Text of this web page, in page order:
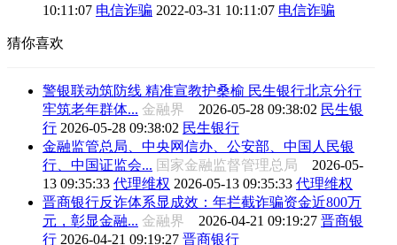
10:11:07 电信诈骗 2022-03-31 10:11:07 电信诈骗
猜你喜欢
警银联动筑防线 精准宣教护桑榆 民生银行北京分行
牢筑老年群体... 金融界 2026-05-28 09:38:02 民生银
行 2026-05-28 09:38:02 民生银行
金融监管总局、中央网信办、公安部、中国人民银
行、中国证监会... 国家金融监督管理总局 2026-05-
13 09:35:33 代理维权 2026-05-13 09:35:33 代理维权
晋商银行反诈体系显成效：年拦截诈骗资金近800万
元，彰显金融... 金融界 2026-04-21 09:19:27 晋商银
行 2026-04-21 09:19:27 晋商银行